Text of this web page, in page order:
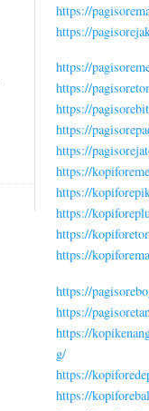
https://
https://
https://
https://
https://
https://
https://
https://
https://
https://
https://
https://
https://
https://
https://
g/
https://
https://